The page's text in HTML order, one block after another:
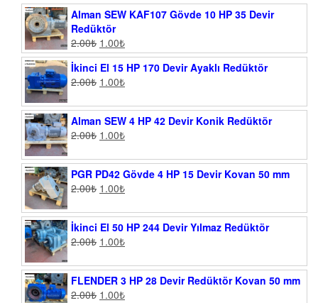
Alman SEW KAF107 Gövde 10 HP 35 Devir
Redüktör
2.00₺ 1.00₺
İkinci El 15 HP 170 Devir Ayaklı Redüktör
2.00₺ 1.00₺
Alman SEW 4 HP 42 Devir Konik Redüktör
2.00₺ 1.00₺
PGR PD42 Gövde 4 HP 15 Devir Kovan 50 mm
2.00₺ 1.00₺
İkinci El 50 HP 244 Devir Yılmaz Redüktör
2.00₺ 1.00₺
FLENDER 3 HP 28 Devir Redüktör Kovan 50 mm
2.00₺ 1.00₺